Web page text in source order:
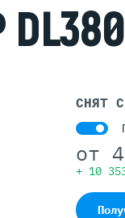
Lenovo
SUPERMICRO
GIGABYTE
Huawei
СНЯТ
от
+ 10